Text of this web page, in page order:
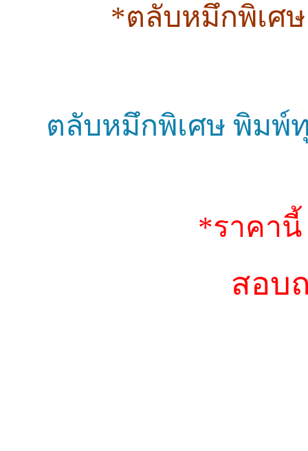
*ตลับหมึกพิเศ
ตลับหมึกพิเศษ พิมพ์
*ราคา
สอบ